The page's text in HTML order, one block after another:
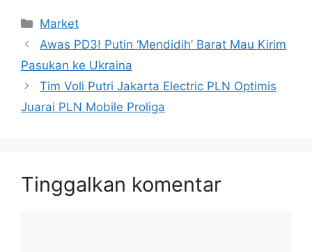
Kategori
Market
Awas PD3! Putin ‘Mendidih’ Barat Mau Kirim
Pasukan ke Ukraina
Tim Voli Putri Jakarta Electric PLN Optimis
Juarai PLN Mobile Proliga
Tinggalkan komentar